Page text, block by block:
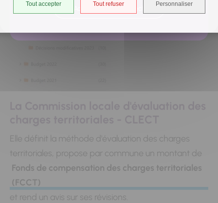
Tout accepter Tout refuser Personnaliser
Accéder à l'univers déchets
Elle définit la méthode d'évaluation des charges
territoriales, propose par commune un montant de
Fonds de compensation des charges territoriales
(FCCT)
et rend un avis sur ses révisions.